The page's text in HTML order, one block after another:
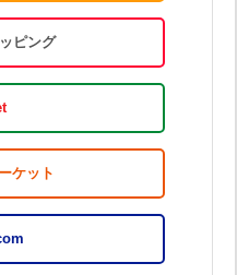
ピング
ケット